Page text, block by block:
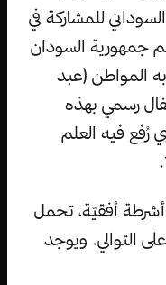
للمشاركة في
جمهورية السودان
المواطن (عبد
رسمي بهذه
رُفع فيه العلم
أفقيّة، تحمل
التوالي. ويوجد